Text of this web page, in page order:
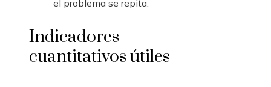
el problema se repita.
Indicadores
cuantitativos útiles